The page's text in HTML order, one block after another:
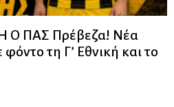
Ο ΠΑΣ Πρέβεζα! Νέα
τη Γ’ Εθνική και το